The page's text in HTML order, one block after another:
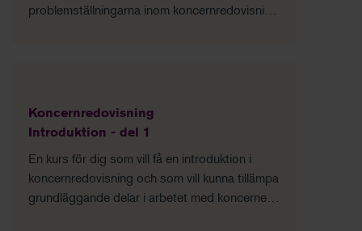
problemställningarna inom koncernredovisning
Koncernredovisning
Introduktion - del 1
En kurs för dig som vill få en introduktion i
koncernredovisning och som vill kunna tillämpa
grundläggande delar i arbetet med koncernens